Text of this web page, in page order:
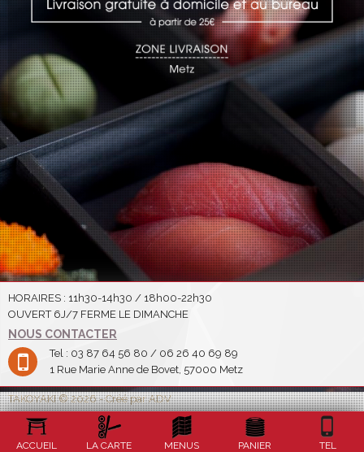
HORAIRES : 11h30-14h30 / 18h00-22h30
OUVERT 6J/7 FERME LE DIMANCHE
NOUS CONTACTER
Tel : 03 87 64 56 80 / 06 26 40 69 89
1 Rue Marie Anne de Bovet, 57000 Metz
TAKOYAKI © 2026 - Créé par ADV
ACCUEIL LA CARTE MENUS PANIER TEL